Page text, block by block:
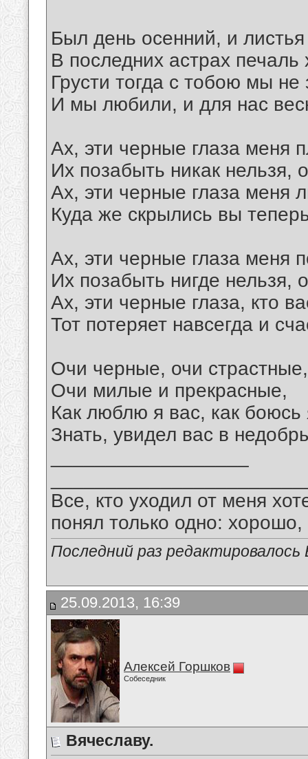
Был день осенний, и
В последних астрах
Грусти тогда с тобою мы не
И мы любили, и для нас
Ах, эти черные глаза меня
Их позабыть никак нельзя,
Ах, эти черные глаза меня
Куда же скрылись вы
Ах, эти черные глаза меня
Их позабыть нигде нельзя,
Ах, эти черные глаза, кто
Тот потеряет навсегда и
Очи черные, очи страстные,
Очи милые и прекрасные,
Как люблю я вас, как боюсь
Знать, увидел вас в
Все, кто уходил от меня
понял только одно:
Последний раз
25.09.2013, 16:39
Алексей Горшков
Собеседник
Вячеславу.